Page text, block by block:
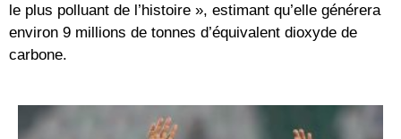
le plus polluant de l’histoire », estimant qu’elle générera
environ 9 millions de tonnes d’équivalent dioxyde de
carbone.